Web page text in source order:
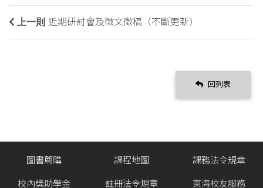
上一則 近期研討會及徵文徵稿（不斷更新）
回列表
圖書薦購
校內獎助學金
課程地圖
註冊法令規章
課務法令規章
東海校友服務